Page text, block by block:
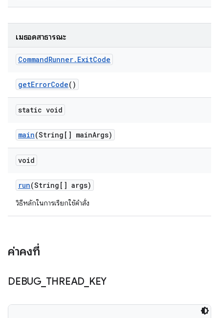
เมธอดสาธารณะ
CommandRunner. ExitCode
getErrorCode()
static void
main(String[] mainArgs)
void
run(String[] args)
วิธีหลักในการเรียกใช้คำสั่ง
ค่าคงที่
DEBUG_ THREAD KEY